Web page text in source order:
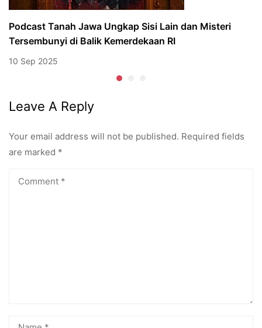
Podcast Tanah Jawa Ungkap Sisi Lain dan Misteri
Tersembunyi di Balik Kemerdekaan RI
10 Sep 2025
Leave A Reply
Your email address will not be published. Required fields
are marked *